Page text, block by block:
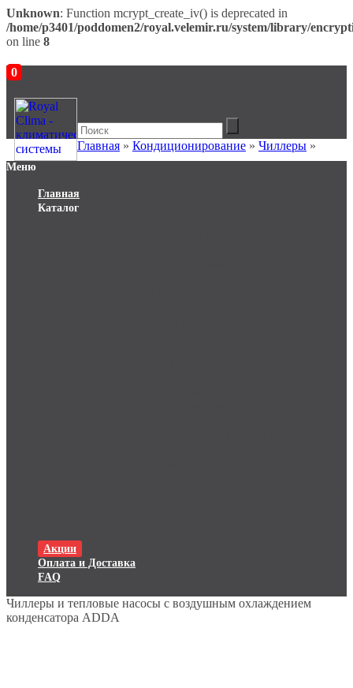
Unknown: Function mcrypt_create_iv() is deprecated in
/home/p3401/poddomen2/royal.velemir.ru/system/library/
on line 8
0
Меню
Главная
Каталог
Акции
Оплата и Доставка
FAQ
Главная » Кондиционирование » Чиллеры »
Чиллеры и тепловые насосы с воздушным охлаждением
конденсатора ADDA